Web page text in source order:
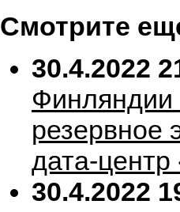
Смотрите
30.4.2022
резервное
дата-
30.4.2022